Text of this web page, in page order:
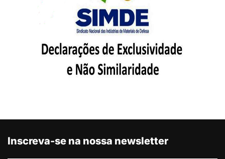
Inscreva-se na nossa newsletter